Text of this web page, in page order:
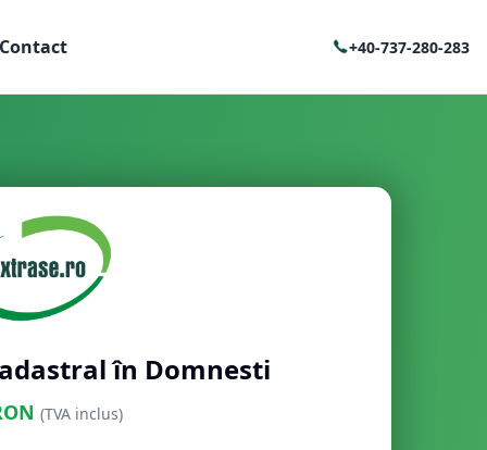
Contact +40-737-280-283
în Domnesti
(TVA inclus)